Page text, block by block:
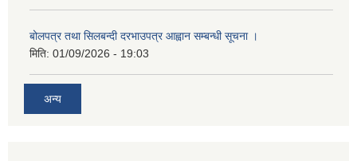
बोलपत्र तथा सिलबन्दी दरभाउपत्र आह्वान सम्बन्धी सूचना ।
मिति: 01/09/2026 - 19:03
अन्य